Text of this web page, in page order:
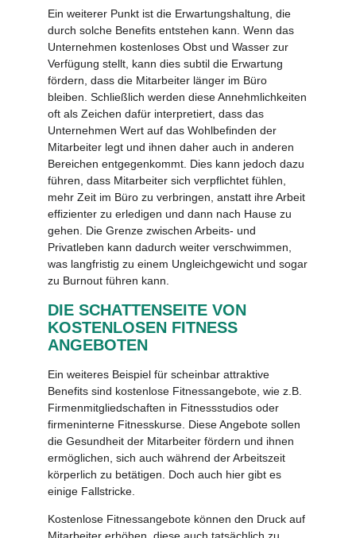
Ein weiterer Punkt ist die Erwartungshaltung, die
durch solche Benefits entstehen kann. Wenn das
Unternehmen kostenloses Obst und Wasser zur
Verfügung stellt, kann dies subtil die Erwartung
fördern, dass die Mitarbeiter länger im Büro
bleiben. Schließlich werden diese Annehmlichkeiten
oft als Zeichen dafür interpretiert, dass das
Unternehmen Wert auf das Wohlbefinden der
Mitarbeiter legt und ihnen daher auch in anderen
Bereichen entgegenkommt. Dies kann jedoch dazu
führen, dass Mitarbeiter sich verpflichtet fühlen,
mehr Zeit im Büro zu verbringen, anstatt ihre Arbeit
effizienter zu erledigen und dann nach Hause zu
gehen. Die Grenze zwischen Arbeits- und
Privatleben kann dadurch weiter verschwimmen,
was langfristig zu einem Ungleichgewicht und sogar
zu Burnout führen kann.
DIE SCHATTENSEITE VON
KOSTENLOSEN FITNESS
ANGEBOTEN
Ein weiteres Beispiel für scheinbar attraktive
Benefits sind kostenlose Fitnessangebote, wie z.B.
Firmenmitgliedschaften in Fitnessstudios oder
firmeninterne Fitnesskurse. Diese Angebote sollen
die Gesundheit der Mitarbeiter fördern und ihnen
ermöglichen, sich auch während der Arbeitszeit
körperlich zu betätigen. Doch auch hier gibt es
einige Fallstricke.
Kostenlose Fitnessangebote können den Druck auf